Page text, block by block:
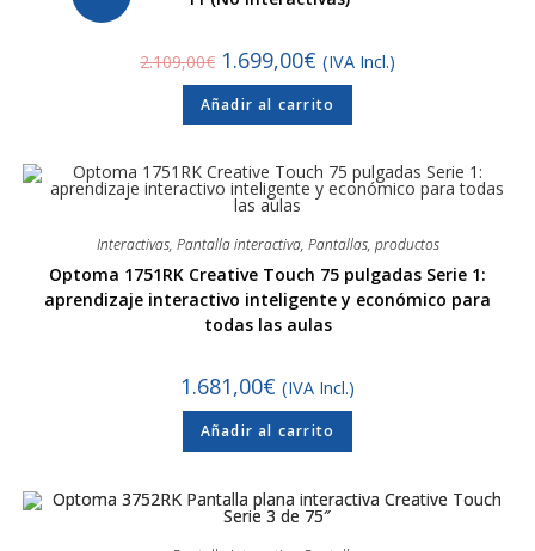
2.109,00€ 1.699,00€ (IVA Incl.)
Añadir al carrito
Interactivas, Pantalla interactiva, Pantallas, productos
Optoma 1751RK Creative Touch 75 pulgadas Serie 1:
aprendizaje interactivo inteligente y económico para
todas las aulas
1.681,00€ (IVA Incl.)
Añadir al carrito